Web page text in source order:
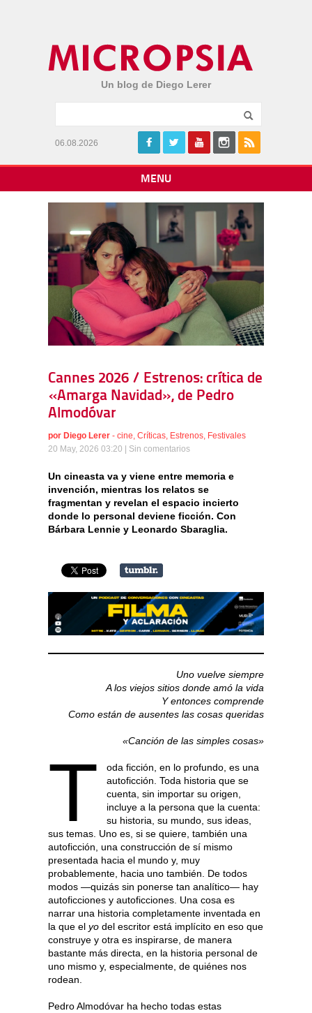
Un blog de Diego Lerer
06.08.2026
MENU
Cannes 2026 / Estrenos: crítica de
«Amarga Navidad», de Pedro
Almodóvar
por Diego Lerer - cine, Críticas, Estrenos, Festivales
20 May, 2026 03:20 | Sin comentarios
Un cineasta va y viene entre memoria e
invención, mientras los relatos se
fragmentan y revelan el espacio incierto
donde lo personal deviene ficción. Con
Bárbara Lennie y Leonardo Sbaraglia.
Uno vuelve siempre
A los viejos sitios donde amó la vida
Y entonces comprende
Como están de ausentes las cosas queridas
«Canción de las simples cosas»
T
oda ficción, en lo profundo, es una
autoficción. Toda historia que se
cuenta, sin importar su origen,
incluye a la persona que la cuenta:
su historia, su mundo, sus ideas,
sus temas. Uno es, si se quiere, también una
autoficción, una construcción de sí mismo
presentada hacia el mundo y, muy
probablemente, hacia uno también. De todos
modos —quizás sin ponerse tan analítico— hay
autoficciones y autoficciones. Una cosa es
narrar una historia completamente inventada en
la que el yo del escritor está implícito en eso que
construye y otra es inspirarse, de manera
bastante más directa, en la historia personal de
uno mismo y, especialmente, de quiénes nos
rodean.
Pedro Almodóvar ha hecho todas estas